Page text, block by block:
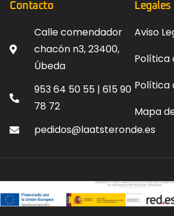
Contacto
Calle comendador
chacón n3, 23400,
Úbeda
953 64 50 55 | 615 90
78 72
pedidos@laatsteronde.es
Legales
Aviso
Política
Política
Mapa